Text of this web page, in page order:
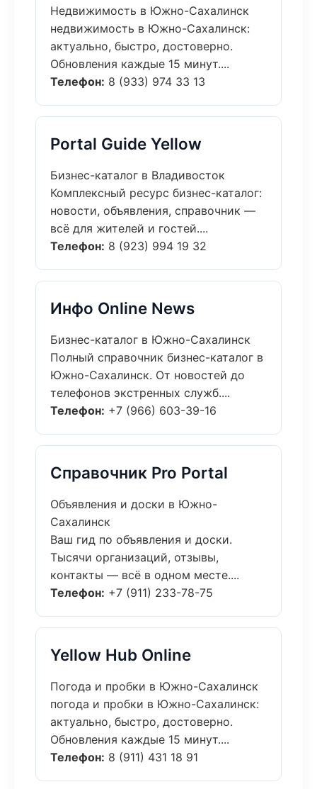
Недвижимость в Южно-Сахалинск
недвижимость в Южно-Сахалинск:
актуально, быстро, достоверно.
Обновления каждые 15 минут....
Телефон: 8 (933) 974 33 13
Portal Guide Yellow
Бизнес-каталог в Владивосток
Комплексный ресурс бизнес-каталог:
новости, объявления, справочник —
всё для жителей и гостей....
Телефон: 8 (923) 994 19 32
Инфо Online News
Бизнес-каталог в Южно-Сахалинск
Полный справочник бизнес-каталог в
Южно-Сахалинск. От новостей до
телефонов экстренных служб....
Телефон: +7 (966) 603-39-16
Справочник Pro Portal
Объявления и доски в Южно-
Сахалинск
Ваш гид по объявления и доски.
Тысячи организаций, отзывы,
контакты — всё в одном месте....
Телефон: +7 (911) 233-78-75
Yellow Hub Online
Погода и пробки в Южно-Сахалинск
погода и пробки в Южно-Сахалинск:
актуально, быстро, достоверно.
Обновления каждые 15 минут....
Телефон: 8 (911) 431 18 91